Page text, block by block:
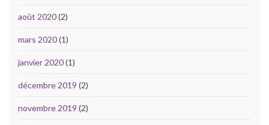
août 2020(2)
mars 2020(1)
janvier 2020(1)
décembre 2019 (2)
novembre 2019 (2)